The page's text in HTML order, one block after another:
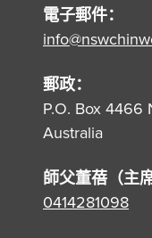
電子郵件：
郵政：
P.O. Box 4466
Australia
師父董蓓（主
0414281098